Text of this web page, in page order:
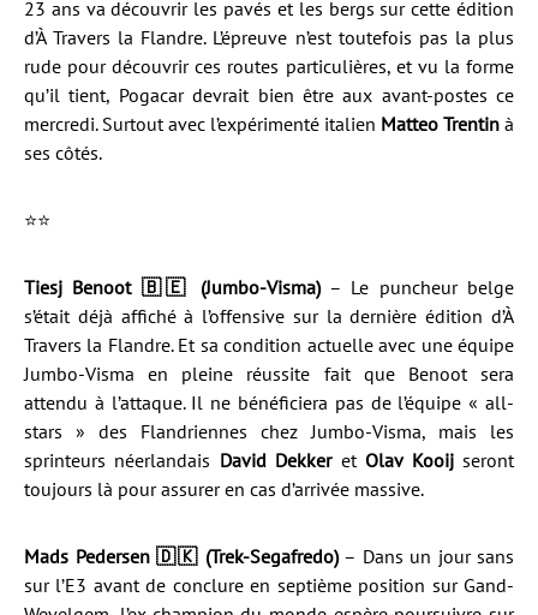
23 ans va découvrir les pavés et les bergs sur cette édition
d’À Travers la Flandre. L’épreuve n’est toutefois pas la plus
rude pour découvrir ces routes particulières, et vu la forme
qu’il tient, Pogacar devrait bien être aux avant-postes ce
mercredi. Surtout avec l’expérimenté italien Matteo Trentin à
ses côtés.
⭐️⭐️
Tiesj Benoot 🇧🇪 (Jumbo-Visma)– Le puncheur belge
s’était déjà affiché à l’offensive sur la dernière édition d’À
Travers la Flandre. Et sa condition actuelle avec une équipe
Jumbo-Visma en pleine réussite fait que Benoot sera
attendu à l’attaque. Il ne bénéficiera pas de l’équipe « all-
stars » des Flandriennes chez Jumbo-Visma, mais les
sprinteurs néerlandais David Dekkeret Olav Kooijseront
toujours là pour assurer en cas d’arrivée massive.
Mads Pedersen 🇩🇰 (Trek-Segafredo)– Dans un jour sans
sur l’E3 avant de conclure en septième position sur Gand-